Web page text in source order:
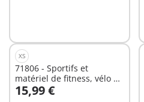
XS
71806 - Sportifs et
matériel de fitness, vélo et
haltères
15,99 €
Au panier